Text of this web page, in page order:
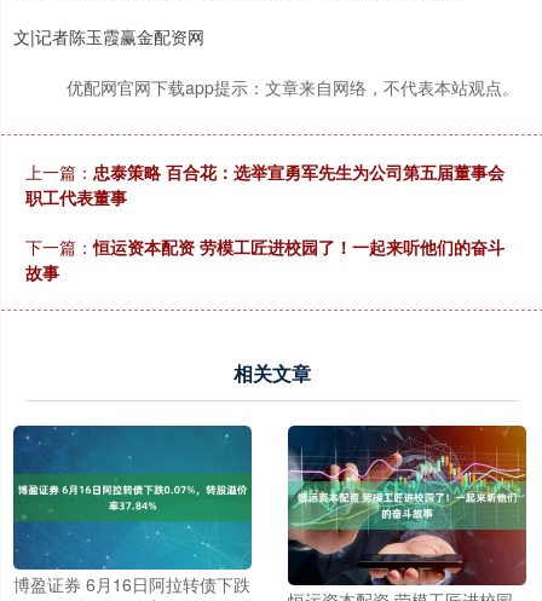
文|记者陈玉霞赢金配资网
优配网官网下载app提示：文章来自网络，不代表本站观点。
上一篇： 忠泰策略 百合花：选举宣勇军先生为公司第五届董事会
职工代表董事
下一篇：恒运资本配资 劳模工匠进校园了！一起来听他们的奋斗
故事
相关文章
博盈证券 6月16日阿拉转债下跌